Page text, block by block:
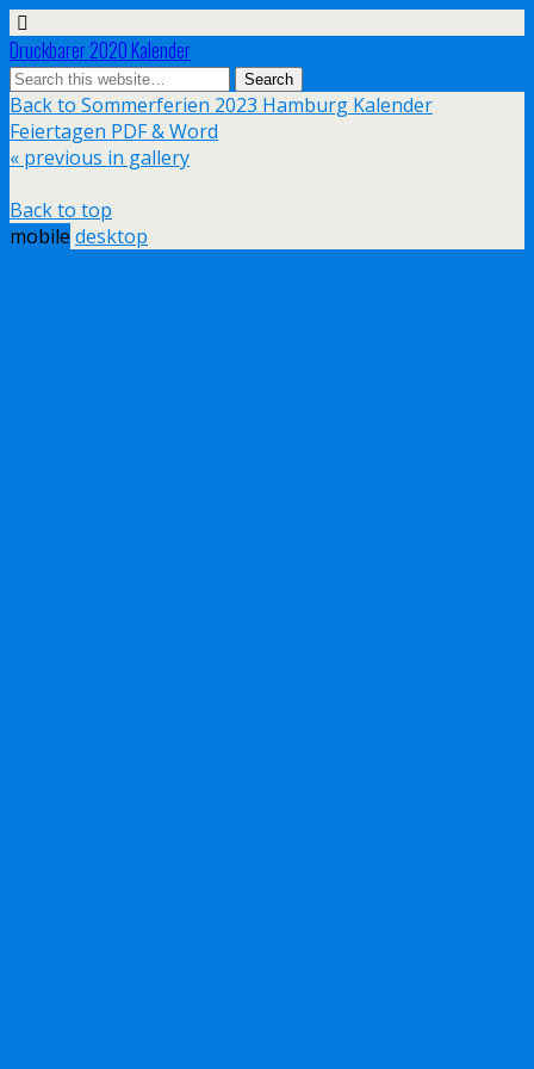
Druckbarer 2020 Kalender
Back to Sommerferien 2023 Hamburg Kalender
Feiertagen PDF & Word
« previous in gallery
Back to top
mobile desktop